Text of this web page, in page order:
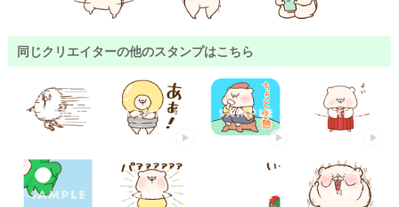
同じクリエイターの他のスタンプはこちら